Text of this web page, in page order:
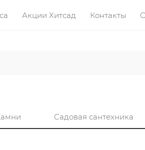
Акции Хитсад Контакты
Садовая сантехника